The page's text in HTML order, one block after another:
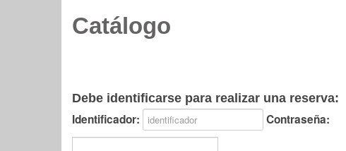
Catálogo
Debe identificarse para realizar una reserva:
Identificador: Contraseña: